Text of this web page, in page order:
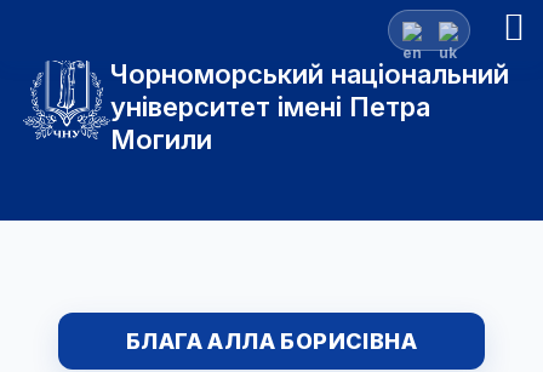
Чорноморський національний
університет імені Петра
Могили
БЛАГА АЛЛА БОРИСІВНА